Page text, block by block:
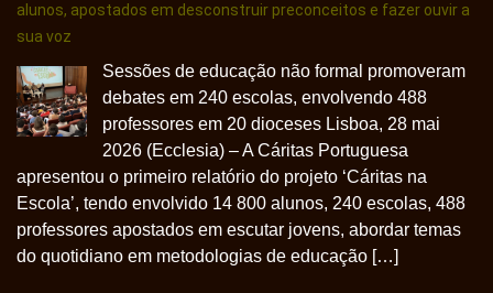
alunos, apostados em desconstruir preconceitos e fazer ouvir a
sua voz
Sessões de educação não formal promoveram
debates em 240 escolas, envolvendo 488
professores em 20 dioceses Lisboa, 28 mai
2026 (Ecclesia) – A Cáritas Portuguesa
apresentou o primeiro relatório do projeto ‘Cáritas na
Escola’, tendo envolvido 14 800 alunos, 240 escolas, 488
professores apostados em escutar jovens, abordar temas
do quotidiano em metodologias de educação […]